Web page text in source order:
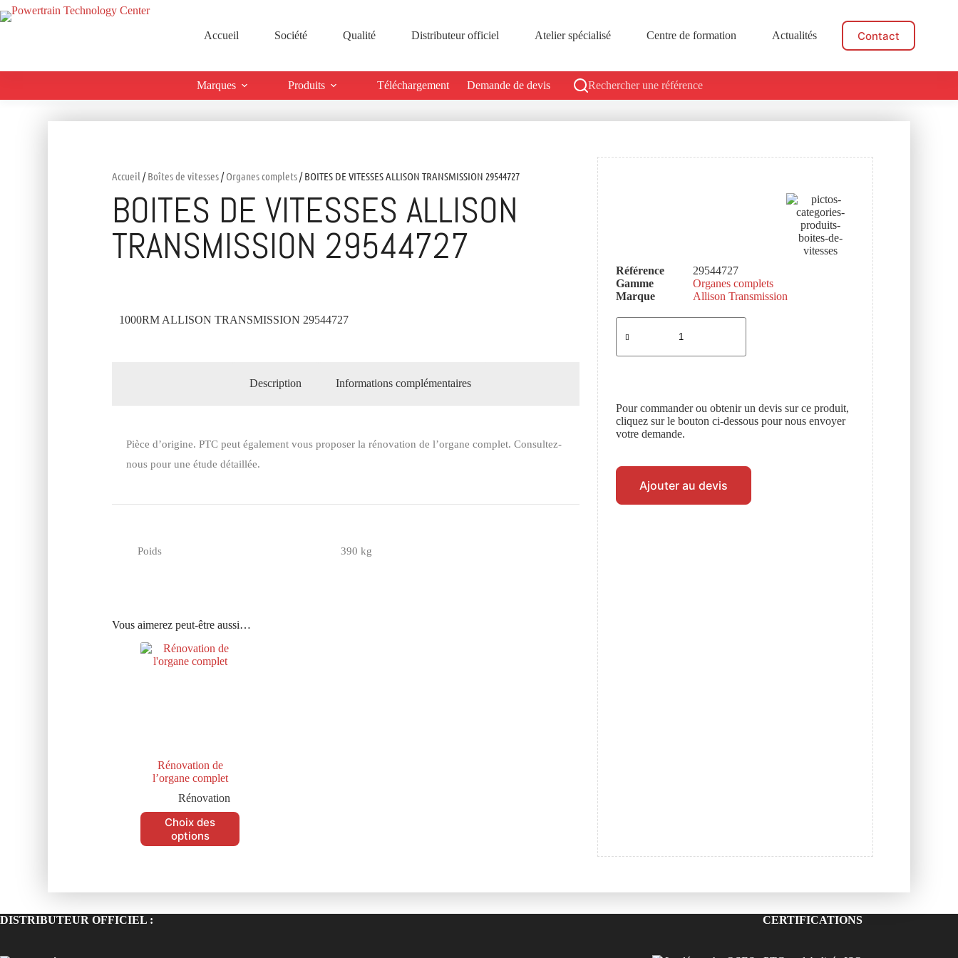
Accueil Société Qualité Distributeur officiel Atelier spécialisé Centre de formation Actualités Contact
Marques Produits Téléchargement Demande de devis Rechercher une référence
Accueil /Boîtes de vitesses/Organes complets/ BOITES DE VITESSES ALLISON TRANSMISSION 29544727
BOITES DE VITESSES ALLISON
TRANSMISSION 29544727
1000RM ALLISON TRANSMISSION 29544727
Description Informations complémentaires
Pièce d’origine. PTC peut également vous proposer la rénovation de l’organe complet. Consultez-
nous pour une étude détaillée.
Poids 390 kg
Vous aimerez peut-être aussi…
Rénovation de
l’organe complet
Rénovation
Choix des
options
Référence
29544727
Gamme
Organes complets
Marque
Allison Transmission
Pour commander ou obtenir un devis sur ce produit,
cliquez sur le bouton ci-dessous pour nous envoyer
votre demande.
Ajouter au devis
DISTRIBUTEUR OFFICIEL : CERTIFICATIONS